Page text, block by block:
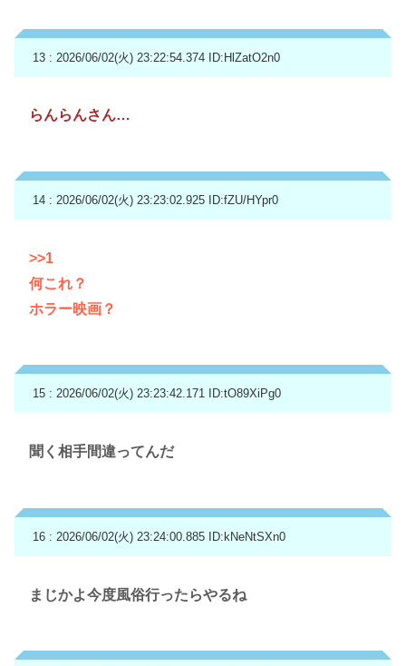
13 : 2026/06/02(火) 23:22:54.374 ID:HlZatO2n0
らんらんさん…
14 : 2026/06/02(火) 23:23:02.925 ID:fZU/HYpr0
>>1
何これ？
ホラー映画？
15 : 2026/06/02(火) 23:23:42.171 ID:tO89XiPg0
聞く相手間違ってんだ
16 : 2026/06/02(火) 23:24:00.885 ID:kNeNtSXn0
まじかよ今度風俗行ったらやるね